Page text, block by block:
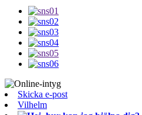
Skicka e-post
Vilhelm